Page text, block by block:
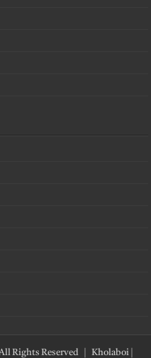
Rights Reserved | Kholaboi